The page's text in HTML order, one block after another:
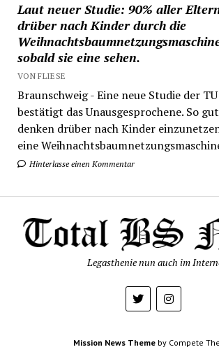
Laut neuer Studie: 90% aller
drüber nach Kinder durch die
sobald sie eine sehen.
VON FLIESE
Braunschweig - Eine neue Studie der
bestätigt das Unausgesprochene. So
denken drüber nach Kinder
eine
Hinterlasse einen Kommentar
Legasthenie nun auch im
Mission News Theme by Compete